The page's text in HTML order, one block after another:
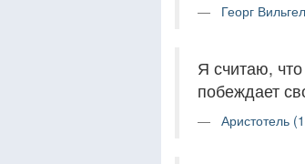
Георг
Я считаю,
побеждает
Аристотель